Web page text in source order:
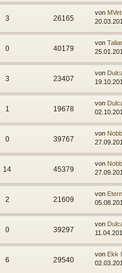
3 26165
von
0 40179
von
3 23407
von
1 19678
von
0 39767
von
14 45379
von
2 21609
von
0 39297
von
6 29540
von Ekk